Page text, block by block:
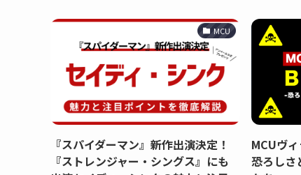
MCU
『スパイダーマン』新作出演決定！
『ストレンジャー・シングス』にも
MCUヴ
恐ろしさ